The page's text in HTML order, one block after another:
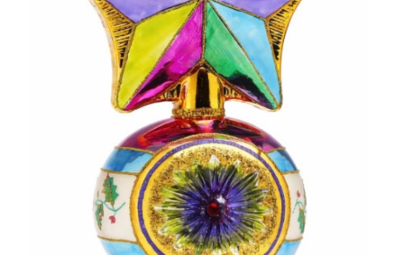
WEIHNACHTEN
Traditionell
Weihnachtsmänner
Premium Qualität
Gold und Silber
Kinderwelt